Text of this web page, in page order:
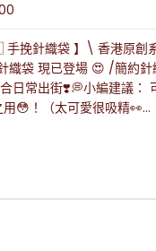
手挽針織袋 】\ 香港原
織袋 現已登場 😍 /簡約
日常出街❣️💭小編建議：
😳！（太可愛很吸精👀...